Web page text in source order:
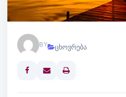
BY ცხოვრება
Print